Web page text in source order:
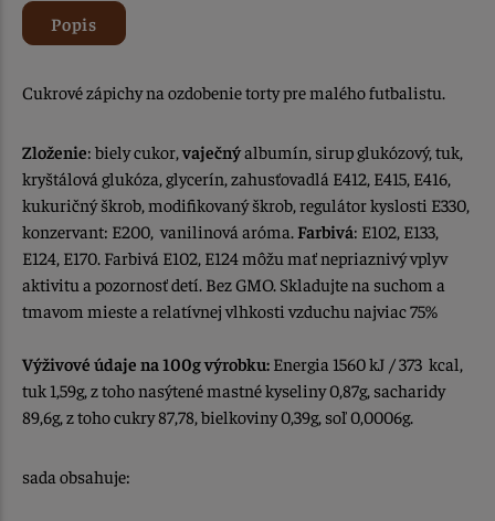
Popis
Cukrové zápichy na ozdobenie torty pre malého futbalistu.
Zloženie: biely cukor,vaječnýalbumín, sirup glukózový, tuk,
kryštálová glukóza, glycerín, zahusťovadlá E412, E415, E416,
kukuričný škrob, modifikovaný škrob, regulátor kyslosti E330,
konzervant: E200, vanilinová aróma. Farbivá: E102, E133,
E124, E170. Farbivá E102, E124 môžu mať nepriaznivý vplyv
aktivitu a pozornosť detí. Bez GMO. Skladujte na suchom a
tmavom mieste a relatívnej vlhkosti vzduchu najviac 75%
Výživové údaje na 100g výrobku: Energia 1560 kJ / 373 kcal,
tuk 1,59g, z toho nasýtené mastné kyseliny 0,87g, sacharidy
89,6g, z toho cukry 87,78, bielkoviny 0,39g, soľ 0,0006g.
sada obsahuje: